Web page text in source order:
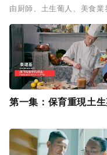
由厨師、土生葡人、美食業
第一集：保育重現土